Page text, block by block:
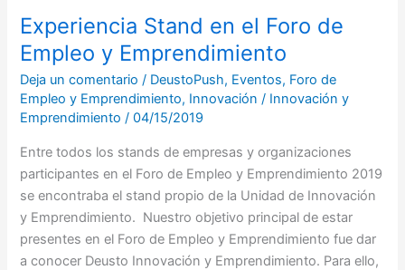
Experiencia Stand en el Foro de
Empleo y Emprendimiento
Deja un comentario / DeustoPush, Eventos, Foro de
Empleo y Emprendimiento, Innovación / Innovación y
Emprendimiento/04/15/2019
Entre todos los stands de empresas y organizaciones
participantes en el Foro de Empleo y Emprendimiento 2019
se encontraba el stand propio de la Unidad de Innovación
y Emprendimiento. Nuestro objetivo principal de estar
presentes en el Foro de Empleo y Emprendimiento fue dar
a conocer Deusto Innovación y Emprendimiento. Para ello,